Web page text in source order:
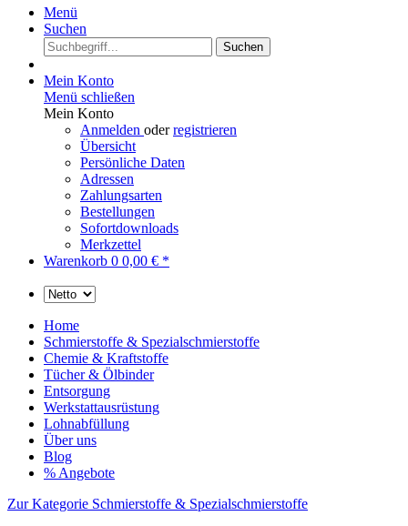
Menü
Suchen
Suchen
Mein Konto
Menü schließen
Mein Konto
Anmelden oderregistrieren
Übersicht
Persönliche Daten
Adressen
Zahlungsarten
Bestellungen
Sofortdownloads
Merkzettel
Warenkorb 0 0,00 € *
Home
Schmierstoffe & Spezialschmierstoffe
Chemie & Kraftstoffe
Tücher & Ölbinder
Entsorgung
Werkstattausrüstung
Lohnabfüllung
Über uns
Blog
% Angebote
Zur Kategorie Schmierstoffe & Spezialschmierstoffe